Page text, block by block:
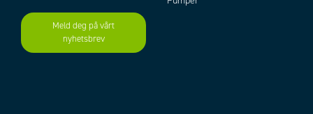
Add to existing cart row
Meld deg på vårt
nyhetsbrev